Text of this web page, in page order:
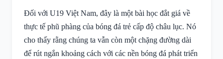
Đối với U19 Việt Nam, đây là một bài học đắt giá về
thực tế phũ phàng của bóng đá trẻ cấp độ châu lục. Nó
cho thấy rằng chúng ta vẫn còn một chặng đường dài
để rút ngắn khoảng cách với các nền bóng đá phát triển